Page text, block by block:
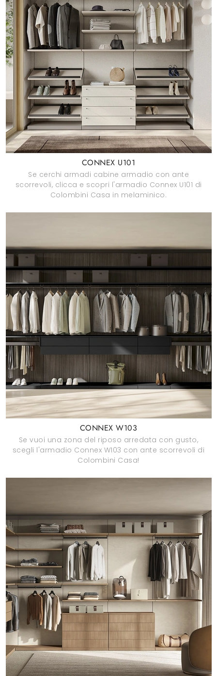
CONNEX U101
Se cerchi armadi cabine armadio con ante
scorrevoli, clicca e scopri l'armadio Connex U101 di
Colombini Casa in melaminico.
CONNEX W103
Se vuoi una zona del riposo arredata con gusto,
scegli l'armadio Connex W103 con ante scorrevoli di
Colombini Casa!